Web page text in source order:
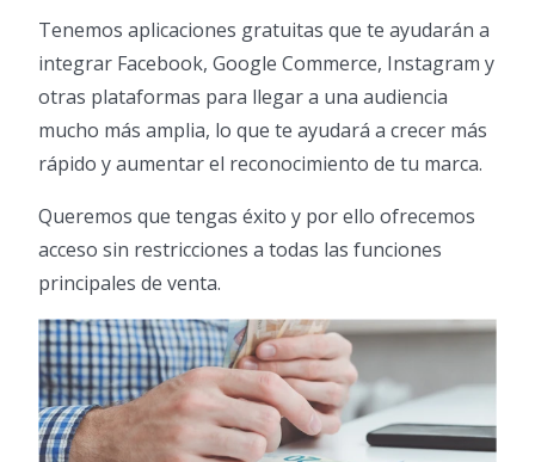
Tenemos aplicaciones gratuitas que te ayudarán a
integrar Facebook, Google Commerce, Instagram y
otras plataformas para llegar a una audiencia
mucho más amplia, lo que te ayudará a crecer más
rápido y aumentar el reconocimiento de tu marca.
Queremos que tengas éxito y por ello ofrecemos
acceso sin restricciones a todas las funciones
principales de venta.